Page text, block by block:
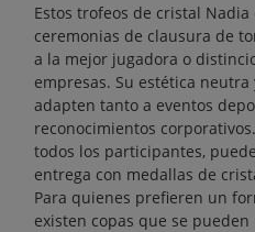
Estos trofeos de cristal
ceremonias de clausura de
a la mejor jugadora o
empresas. Su estética
adapten tanto a eventos
reconocimientos
todos los participantes,
entrega con medallas de
Para quienes prefieren un
existen copas que se